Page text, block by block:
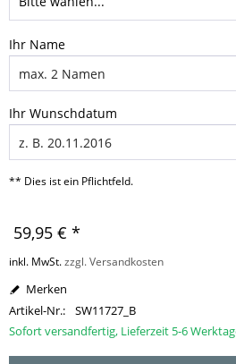
Ihr Name
Ihr Wunschdatum
** Dies ist ein Pflichtfeld.
59,95 € *
inkl. MwSt.zzgl. Versandkosten
Merken
Artikel-Nr.:
SW11727_B
Sofort versandfertig, Lieferzeit 5-6